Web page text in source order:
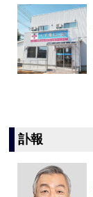
訃報